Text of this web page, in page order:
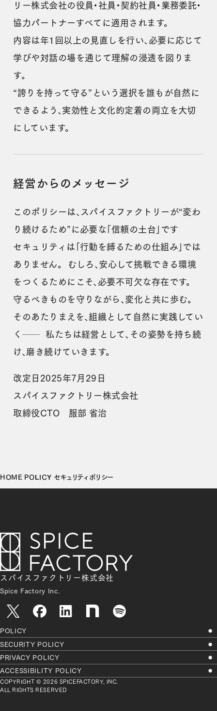
リー株式会社の役員・社員・契約社員・業務委託・
協力パートナーすべてに適用されます。
内容は年1回以上の見直しを行い、必要に応じて
学びや対話の場を通じて理解の浸透を図りま
す。
“誇りを持って守る”という選択を誰もが自然に
できるよう、実効性と文化的定着の両立を大切
にしています。
経営からのメッセージ
このポリシーは、スパイスファクトリーが“変わ
り続けるため”に必要な「信頼の土台」です
セキュリティは「行動を縛るための仕組み」では
ありません。 むしろ、安心して挑戦できる環境
をつくるためにこそ、必要不可欠な存在です。
守るべきものを守りながら、変化と共に歩む。
そのあたりまえを、組織として自然に実践してい
く── 私たちは経営として、その姿勢を持ち続
け、磨き続けていきます。
改定日2025年7月29日
スパイスファクトリー株式会社
取締役CTO 服部 省治
HOME POLICY セキュリティポリシー
スパイスファクトリー株式会社
Spice Factory Inc.
POLICY
SECURITY POLICY
PRIVACY POLICY
ACCESSIBILITY POLICY
COPYRIGHT © 2026 SPICEFACTORY, INC.
ALL RIGHTS RESERVED